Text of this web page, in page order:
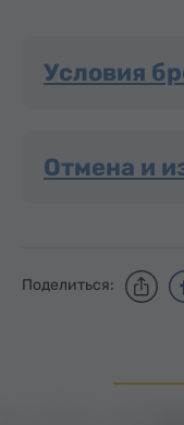
Условия
Отмена и
Поделиться: